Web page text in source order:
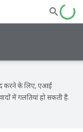
करने के लिए, एआई
में गलतियां हो सकती हैं.